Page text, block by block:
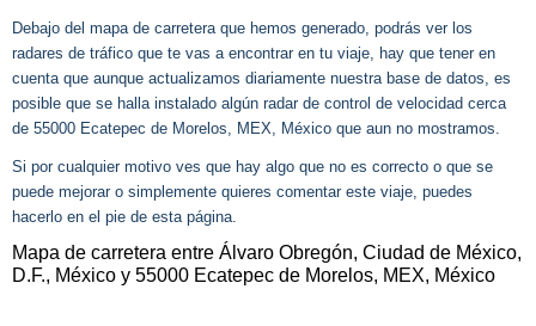
Debajo del mapa de carretera que hemos generado, podrás ver los
radares de tráfico que te vas a encontrar en tu viaje, hay que tener en
cuenta que aunque actualizamos diariamente nuestra base de datos, es
posible que se halla instalado algún radar de control de velocidad cerca
de 55000 Ecatepec de Morelos, MEX, México que aun no mostramos.
Si por cualquier motivo ves que hay algo que no es correcto o que se
puede mejorar o simplemente quieres comentar este viaje, puedes
hacerlo en el pie de esta página.
Mapa de carretera entre Álvaro Obregón, Ciudad de México,
D.F., México y 55000 Ecatepec de Morelos, MEX, México